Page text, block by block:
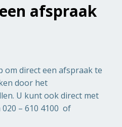
afspraak
om direct een afspraak te
door het
U kunt ook direct met
– 610 4100 of